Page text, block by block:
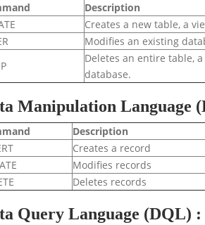
Description
Creates a new table, a
Modifies an existing
Deletes an entire table,
database.
Manipulation Language
Description
Creates a record
Modifies records
Deletes records
Query Language (DQL) :